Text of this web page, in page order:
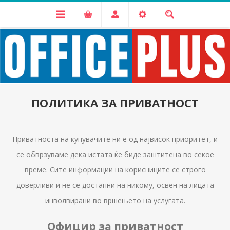
ПОЛИТИКА ЗА ПРИВАТНОСТ
Приватноста на купувачите ни е од највисок приоритет, и
се обврзуваме дека истата ќе биде заштитена во секое
време. Сите информации на корисниците се строго
доверливи и не се достапни на никому, освен на лицата
инволвирани во вршењето на услугата.
Официр за приватност